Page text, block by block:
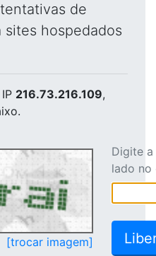
de
sites hospedados
216.73.216.109,
[trocar imagem]
Digite
lado no